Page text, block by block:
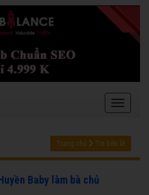
Trang chủ Tin bên lề
Baby làm bà chủ